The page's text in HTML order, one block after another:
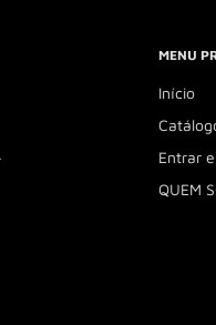
MENU
Início
Entrar
QUEM